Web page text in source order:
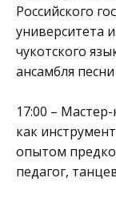
Российского
университета
чукотского
ансамбля
17:00 –
как
опытом
педагог,